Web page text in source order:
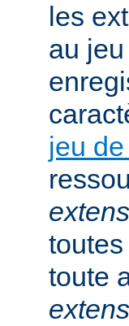
les
au
jeu
toute